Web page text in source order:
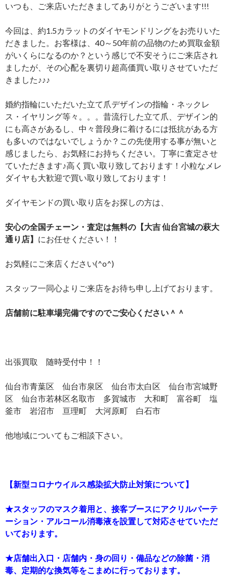
いつも、ご来店いただきましてありがとうございます!!!
今回は、約1.5カラットのダイヤモンドリングをお売りいた
だきました。お客様は、40～50年前の品物のため買取金額
がいくらになるのか？という感じで不安そうにご来店され
ましたが、その心配を裏切り超高価買い取りさせていただ
きました♪♪♪
婚約指輪にいただいた立て爪デザインの指輪・ネックレ
ス・イヤリング等々。。。昔流行した立て爪、デザイン的
にも高さがあるし、中々普段身に着けるには抵抗がある方
も多いのではないでしょうか？この先使用する事が無いと
感じましたら、お気軽にお持ちください。丁寧に査定させ
ていただきます♪高く買い取り致しております！小粒なメレ
ダイヤも大歓迎で買い取り致しております！
ダイヤモンドの買い取り店をお探しの方は、
安心の全国チェーン・査定は無料の 【大吉 仙台宮城の萩大
通り店】 にお任せください！！
お気軽にご来店ください(^o^)
スタッフ一同心よりご来店をお待ち申し上げております。
店舗前に駐車場完備ですのでご安心ください＾＾
出張買取 随時受付中！！
仙台市青葉区 仙台市泉区 仙台市太白区 仙台市宮城野
区 仙台市若林区名取市 多賀城市 大和町 富谷町 塩
釜市 岩沼市 亘理町 大河原町 白石市
他地域についてもご相談下さい。
【新型コロナウイルス感染拡大防止対策について】
★スタッフのマスク着用と、接客ブースにアクリルパーテ
ーション・アルコール消毒液を設置して対応させていただ
いております。
★店舗出入口・店舗内・身の回り・備品などの除菌・消
毒、定期的な換気等をこまめに行っております。